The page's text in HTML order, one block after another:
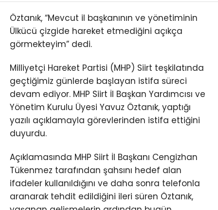
Öztanık, “Mevcut il başkanının ve yönetiminin
Ülkücü çizgide hareket etmediğini açıkça
görmekteyim” dedi.
Milliyetçi Hareket Partisi (MHP) Siirt teşkilatında
geçtiğimiz günlerde başlayan istifa süreci
devam ediyor. MHP Siirt İl Başkan Yardımcısı ve
Yönetim Kurulu Üyesi Yavuz Öztanık, yaptığı
yazılı açıklamayla görevlerinden istifa ettiğini
duyurdu.
Açıklamasında MHP Siirt İl Başkanı Cengizhan
Tükenmez tarafından şahsını hedef alan
ifadeler kullanıldığını ve daha sonra telefonla
aranarak tehdit edildiğini ileri süren Öztanık,